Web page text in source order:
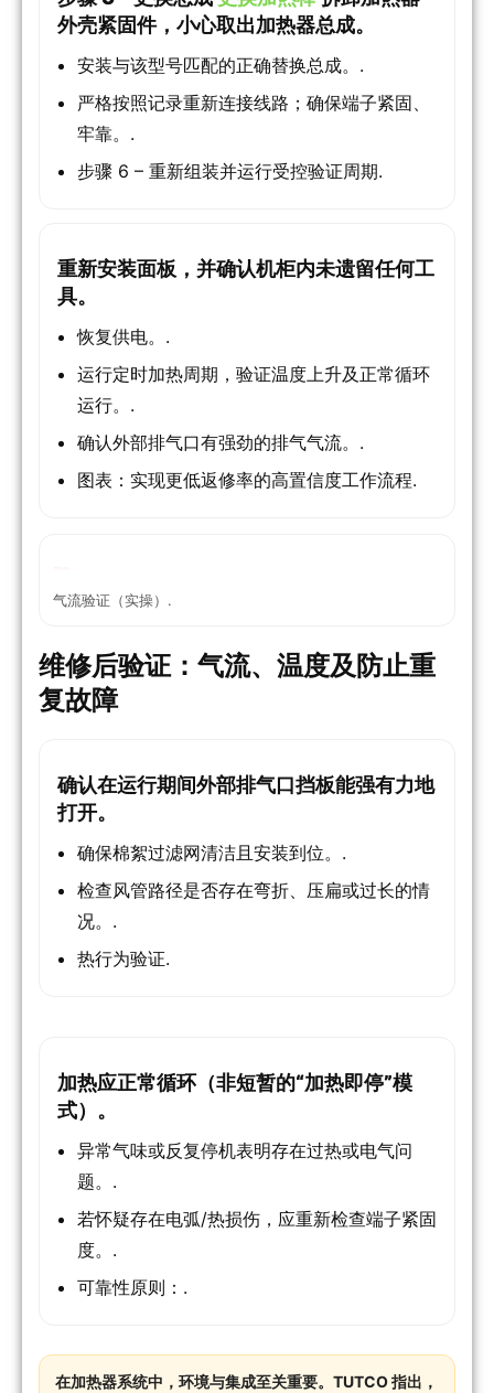
外壳紧固件，小心取出加热器总成。
安装与该型号匹配的正确替换总成。.
严格按照记录重新连接线路；确保端子紧固、
牢靠。.
步骤 6 – 重新组装并运行受控验证周期.
重新安装面板，并确认机柜内未遗留任何工
具。
恢复供电。.
运行定时加热周期，验证温度上升及正常循环
运行。.
确认外部排气口有强劲的排气气流。.
图表：实现更低返修率的高置信度工作流程.
气流验证（实操）.
维修后验证：气流、温度及防止重
复故障
确认在运行期间外部排气口挡板能强有力地
打开。
确保棉絮过滤网清洁且安装到位。.
检查风管路径是否存在弯折、压扁或过长的情
况。.
热行为验证.
加热应正常循环（非短暂的“加热即停”模
式）。
异常气味或反复停机表明存在过热或电气问
题。.
若怀疑存在电弧/热损伤，应重新检查端子紧固
度。.
可靠性原则：.
在加热器系统中，环境与集成至关重要。TUTCO 指出，